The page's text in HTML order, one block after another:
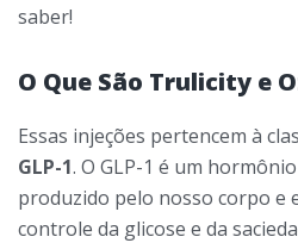
saber!
O Que São Trulicity e
Essas injeções pertencem à
GLP-1. O GLP-1 é um
produzido pelo nosso corpo e
controle da glicose e da